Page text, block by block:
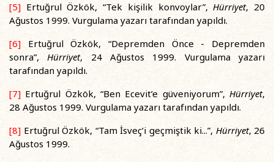
[5] Ertuğrul Özkök, “Tek kişilik konvoylar”,Hürriyet, 20
Ağustos 1999. Vurgulama yazarı tarafından yapıldı.
[6] Ertuğrul Özkök, “Depremden Önce - Depremden
sonra”,Hürriyet, 24 Ağustos 1999. Vurgulama yazarı
tarafından yapıldı.
[7] Ertuğrul Özkök, “Ben Ecevit’e güveniyorum”, Hürriyet,
28 Ağustos 1999. Vurgulama yazarı tarafından yapıldı.
[8] Ertuğrul Özkök, “Tam İsveç’i geçmiştik ki...”, Hürriyet, 26
Ağustos 1999.